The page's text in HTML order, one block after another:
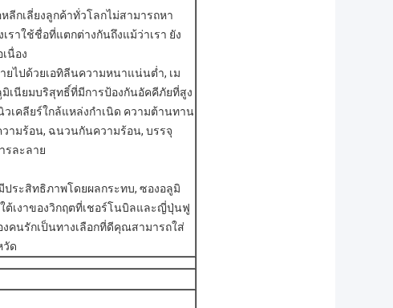
ลีกเลี่ยงลูกค้าทั่วโลกไม่สามารถหา
าใช้ชื่อที่แตกต่างกันถึงแม้ว่าเรา ยัง
นื่อง
ยไปด้วยเอทิลีนความหนาแน่นต่ำ, เม
เนียมบริสุทธิ์ที่มีการป้องกันอัคคีภัยที่สูง
เคลียร์ใกล้แหล่งกำเนิด ความต้านทาน
ามร้อน, ฉนวนกันความร้อน, บรรจุ
รละลาย
ระสิทธิภาพโดยผลกระทบ, ซองอลูมิ
เงาของวิกฤตที่เชอร์โนบิลและญี่ปุ่นฟู
คนรักเป็นทางเลือกที่ดีคุณสามารถใส่
วัด